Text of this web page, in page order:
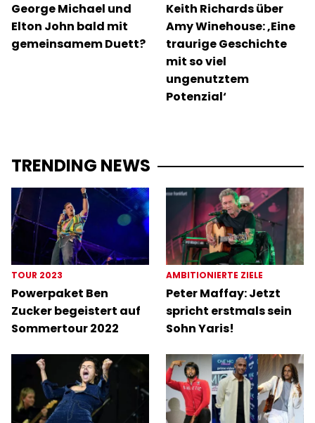
George Michael und
Elton John bald mit
gemeinsamem Duett?
Keith Richards über
Amy Winehouse: ‚Eine
traurige Geschichte
mit so viel
ungenutztem
Potenzial‘
TRENDING NEWS
TOUR 2023
Powerpaket Ben
Zucker begeistert auf
Sommertour 2022
AMBITIONIERTE ZIELE
Peter Maffay: Jetzt
spricht erstmals sein
Sohn Yaris!